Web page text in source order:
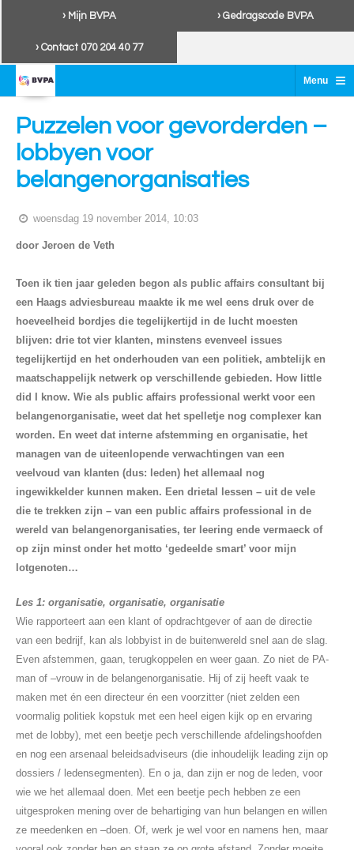
› Mijn BVPA › Gedragscode BVPA
› Contact 070 204 40 77
Menu ≡
Puzzelen voor gevorderden –
lobbyen voor
belangenorganisaties
woensdag 19 november 2014, 10:03
door Jeroen de Veth
Toen ik tien jaar geleden begon als public affairs consultant bij
een Haags adviesbureau maakte ik me wel eens druk over de
hoeveelheid bordjes die tegelijkertijd in de lucht moesten
blijven: drie tot vier klanten, minstens evenveel issues
tegelijkertijd en het onderhouden van een politiek, ambtelijk en
maatschappelijk netwerk op verschillende gebieden. How little
did I know. Wie als public affairs professional werkt voor een
belangenorganisatie, weet dat het spelletje nog complexer kan
worden. En weet dat interne afstemming en organisatie, het
managen van de uiteenlopende verwachtingen van een
veelvoud van klanten (dus: leden) het allemaal nog
ingewikkelder kunnen maken. Een drietal lessen – uit de vele
die te trekken zijn – van een public affairs professional in de
wereld van belangenorganisaties, ter leering ende vermaeck of
op zijn minst onder het motto ‘gedeelde smart’ voor mijn
lotgenoten…
Les 1: organisatie, organisatie, organisatie
Wie rapporteert aan een klant of opdrachtgever of aan de directie
van een bedrijf, kan als lobbyist in de buitenwereld snel aan de slag.
Even afstemmen, gaan, terugkoppelen en weer gaan. Zo niet de PA-
man of –vrouw in de belangenorganisatie. Hij of zij heeft vaak te
maken met én een directeur én een voorzitter (niet zelden een
voormalig politiek kopstuk met een heel eigen kijk op en ervaring
met de lobby), met een beetje pech verschillende afdelingshoofden
en nog een arsenaal beleidsadviseurs (die inhoudelijk leading zijn op
dossiers / ledensegmenten). En o ja, dan zijn er nog de leden, voor
wie we het allemaal doen. Met een beetje pech hebben ze een
uitgesproken mening over de behartiging van hun belangen en willen
ze meedenken en –doen. Of, werk je wel voor en namens hen, maar